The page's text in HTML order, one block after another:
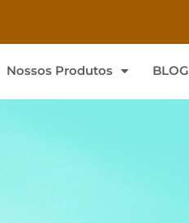
Nossos Produtos BLOG